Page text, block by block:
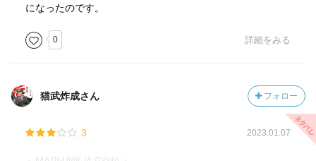
になったのです。
0 詳細をみる
猫武炸成さん フォロー
3 2023.01.07